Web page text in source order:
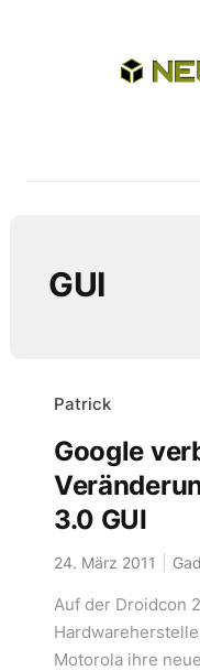
GUI
Patrick
Google
3.0 GUI
24. März 2011
Auf der Droidcon
Motorola ihre